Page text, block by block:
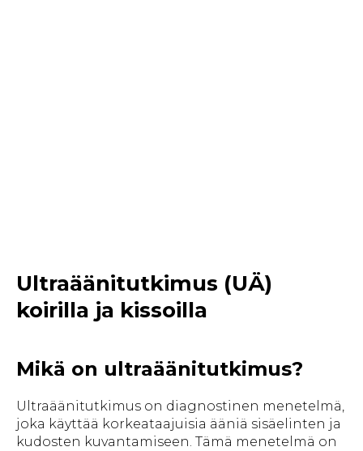
Ultraäänitutkimus (UÄ)
koirilla ja kissoilla
Mikä on ultraäänitutkimus?
Ultraäänitutkimus on diagnostinen menetelmä,
joka käyttää korkeataajuisia ääniä sisäelinten ja
kudosten kuvantamiseen. Tämä menetelmä on